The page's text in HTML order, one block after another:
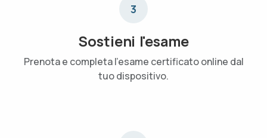
3
Sostieni l'esame
Prenota e completa l'esame certificato online dal
tuo dispositivo.